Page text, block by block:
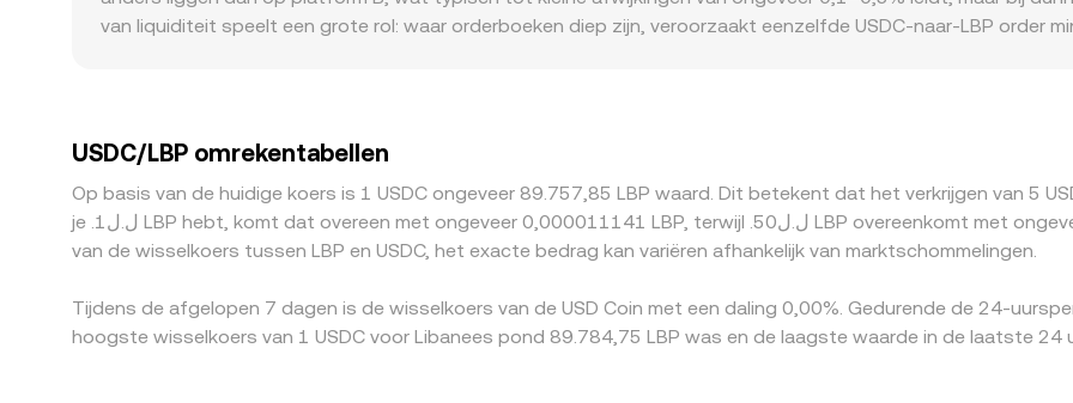
actuele USDC/LBP conversion rate ziet.
van liquiditeit speelt een grote rol: waar orderboeken diep zijn, veroorzaakt eenzelfde USDC-naar-LBP order
basis door in afgeleide USDC/LBP quotes via tussenstappen. Arbitrageurs proberen zulke verschillen te
de prijzen doorgaans naar elkaar toe trekt, maar fricties zoals verwerkings- en opnamekosten, on-chain
corrigerende mechanisme niet perfect, waardoor korte afwijkingen blijven bestaan.
USDC/LBP omrekentabellen
Op basis van de huidige koers is 1 USDC ongeveer 89.757,85 LBP waard. Dit betekent dat het verkrijgen van 5
je .ل.ل1 LBP hebt, komt dat overeen met ongeveer 0,000011141 LBP, terwijl .ل.ل50 LBP overeenkomt met ongeveer 0,00055705 LBP. Deze cijfers geven een indicatie
van de wisselkoers tussen LBP en USDC, het exacte bedrag kan variëren afhankelijk van marktschommelingen.
Tijdens de afgelopen 7 dagen is de wisselkoers van de USD Coin met een daling 0,00%. Gedurende de 24-
hoogste wisselkoers van 1 USDC voor Libanees pond 89.784,75 LBP was en de laagste waarde in de laatste 24